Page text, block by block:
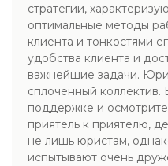
стратегии,
оптимальные методы
клиента и тонкостями
удобства клиента и
важнейшие задачи.
сплоченный коллектив.
поддержке и
приятель к приятелю,
не лишь юристам,
испытывают очень